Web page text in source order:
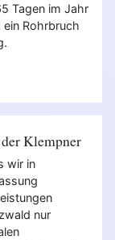
Tagen im Jahr
ein Rohrbruch
Klempner
wir in
nur